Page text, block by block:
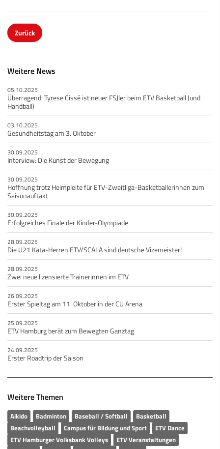
Zurück
Weitere News
05.10.2025
Überragend: Tyrese Cissé ist neuer FSJler beim ETV Basketball (und
Handball)​
03.10.2025
Gesundheitstag am 3. Oktober
30.09.2025
Interview: Die Kunst der Bewegung
30.09.2025
Hoffnung trotz Heimpleite für ETV-Zweitliga-Basketballerinnen zum
Saisonauftakt
30.09.2025
Erfolgreiches Finale der Kinder-Olympiade
28.09.2025
Die U21 Kata-Herren ETV/SCALA sind deutsche Vizemeister!
28.09.2025
Zwei neue lizensierte Trainerinnen im ETV
26.09.2025
Erster Spieltag am 11. Oktober in der CU Arena
25.09.2025
ETV Hamburg berät zum Bewegten Ganztag
24.09.2025
Erster Roadtrip der Saison
Weitere Themen
Aikido Badminton Baseball / Softball
Basketball
Beachvolleyball
Campus für Bildung und Sport
ETV Dance
ETV Hamburger Volksbank Volleys
ETV Veranstaltungen